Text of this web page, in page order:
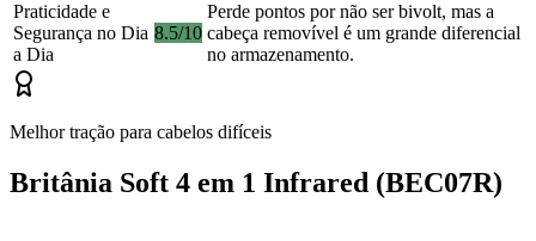
Praticidade e
Segurança no Dia
a Dia
8.5/10
Perde pontos por não ser bivolt, mas a
cabeça removível é um grande diferencial
no armazenamento.
Melhor tração para cabelos difíceis
Britânia Soft 4 em 1 Infrared (BEC07R)